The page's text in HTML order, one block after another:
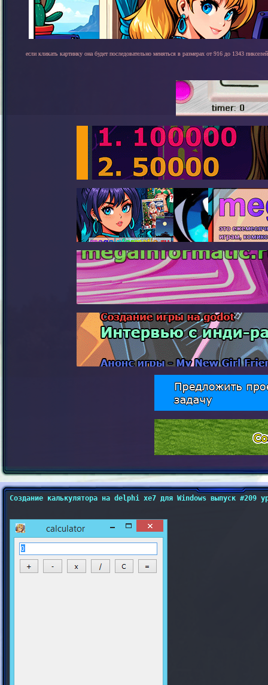
если кликать картинку она будет последовательно меняться в размерах от 916 до 1343
Создание калькулятора на delphi xe7 для Windows выпуск #209